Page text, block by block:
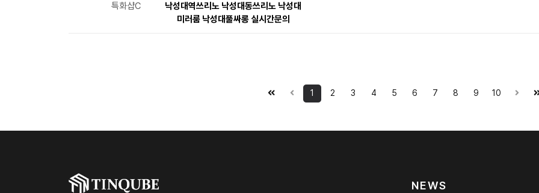
특화샵C
낙성대역쓰리노 낙성대동쓰리노 낙성대
미러룸 낙성대풀싸롱 실시간문의
1 2 3 4 5 6 7 8 9 10
NEWS